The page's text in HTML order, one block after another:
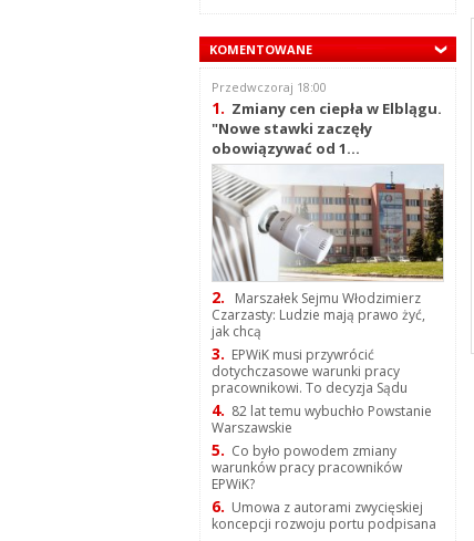
KOMENTOWANE
Przedwczoraj 18:00
1. Zmiany cen ciepła w Elblągu.
"Nowe stawki zaczęły
obowiązywać od 1...
2.
Marszałek Sejmu Włodzimierz
Czarzasty: Ludzie mają prawo żyć,
jak chcą
3. EPWiK musi przywrócić
dotychczasowe warunki pracy
pracownikowi. To decyzja Sądu
4. 82 lat temu wybuchło Powstanie
Warszawskie
5. Co było powodem zmiany
warunków pracy pracowników
EPWiK?
6. Umowa z autorami zwycięskiej
koncepcji rozwoju portu podpisana